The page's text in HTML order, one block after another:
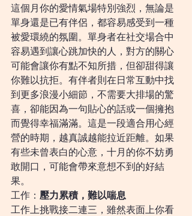
這個月你的愛情氣場特別強烈，無論是
單身還是已有伴侶，都容易感受到一種
被愛環繞的氛圍。單身者在社交場合中
容易遇到讓心跳加快的人，對方的關心
可能會讓你有點不知所措，但卻甜得讓
你難以抗拒。有伴者則在日常互動中找
到更多浪漫小細節，不需要大排場的驚
喜，卻能因為一句貼心的話或一個擁抱
而覺得幸福滿滿。這是一段適合用心經
營的時期，越真誠越能拉近距離。如果
有些未曾表白的心意，十月的你不妨勇
敢開口，可能會帶來意想不到的好結
果。
工作： 壓力累積，難以喘息
工作上挑戰接二連三，雖然表面上你看